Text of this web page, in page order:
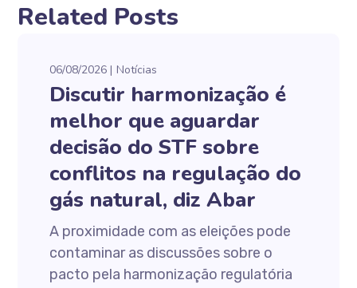
Related Posts
06/08/2026 Notícias
Discutir harmonização é
melhor que aguardar
decisão do STF sobre
conflitos na regulação do
gás natural, diz Abar
A proximidade com as eleições pode
contaminar as discussões sobre o
pacto pela harmonização regulatória